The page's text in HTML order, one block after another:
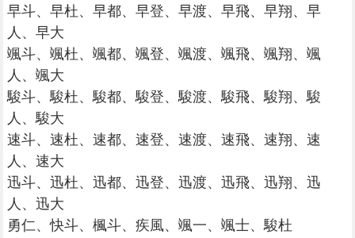
早斗、早杜、早都、早登、早渡、早飛、早翔、早
人、早大
颯斗、颯杜、颯都、颯登、颯渡、颯飛、颯翔、颯
人、颯大
駿斗、駿杜、駿都、駿登、駿渡、駿飛、駿翔、駿
人、駿大
速斗、速杜、速都、速登、速渡、速飛、速翔、速
人、速大
迅斗、迅杜、迅都、迅登、迅渡、迅飛、迅翔、迅
人、迅大
勇仁、快斗、楓斗、疾風、颯一、颯士、駿杜